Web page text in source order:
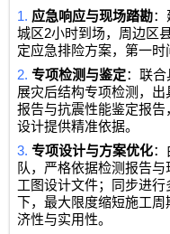
1. 应急响应与现场踏勘
城区2小时到场，周边区
定应急排险方案，第一时
2.专项检测与鉴定：联合
展灾后结构专项检测，
报告与抗震性能鉴定报
设计提供精准依据。
3.专项设计与方案优化
队，严格依据检测报告
工图设计文件；同步进
下，最大限度缩短施工
济性与实用性。